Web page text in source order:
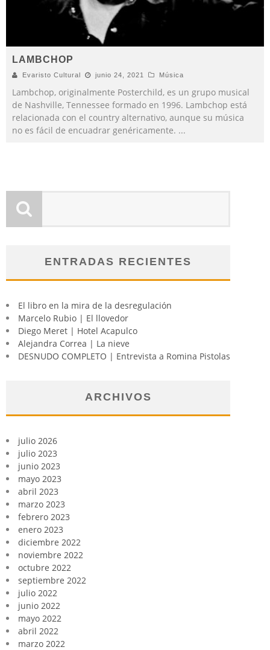
LAMBCHOP
Evaristo Cultural junio 24, 2021 Música
Lambchop, originalmente Posterchild, es un grupo musical
de Nashville, Tennessee formado en 1996. Lambchop está
relacionada con el country alternativo, aunque su música
no es fácil de encuadrar genéricamente. ...
ENTRADAS RECIENTES
El libro en la mira de la desregulación
Marcelo Rubio | El llovedor
Diego Meret | Hotel Acapulco
Alejandra Correa | La nieve
DESNUDO COMPLETO | Entrevista a Romina Pistolas
ARCHIVOS
julio 2026
julio 2023
junio 2023
mayo 2023
abril 2023
marzo 2023
febrero 2023
enero 2023
diciembre 2022
noviembre 2022
octubre 2022
septiembre 2022
julio 2022
junio 2022
mayo 2022
abril 2022
marzo 2022